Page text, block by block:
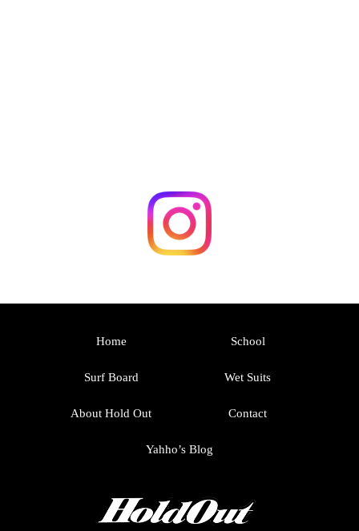
Home School
Surf Board Wet Suits
About Hold Out Contact
Yahho’s Blog